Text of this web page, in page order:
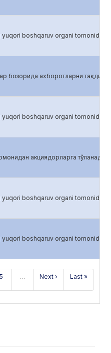
boshqaruv organi tomonidan
бозорида ахборотларни
boshqaruv organi tomonidan
акциядорларга
boshqaruv organi tomonidan
boshqaruv organi tomonidan
5 … Next › Last »